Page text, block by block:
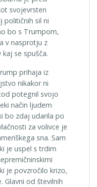
svojevrsten
političnih sil ni
bo s Trumpom,
v nasprotju z
se spušča.
prihaja iz
nikakor ni
potegnil svojo
način ljudem
bo zdaj udarila po
za volivce je
sna. Sam
je uspel s trdim
je povzročilo krizo,
Glavni od številnih